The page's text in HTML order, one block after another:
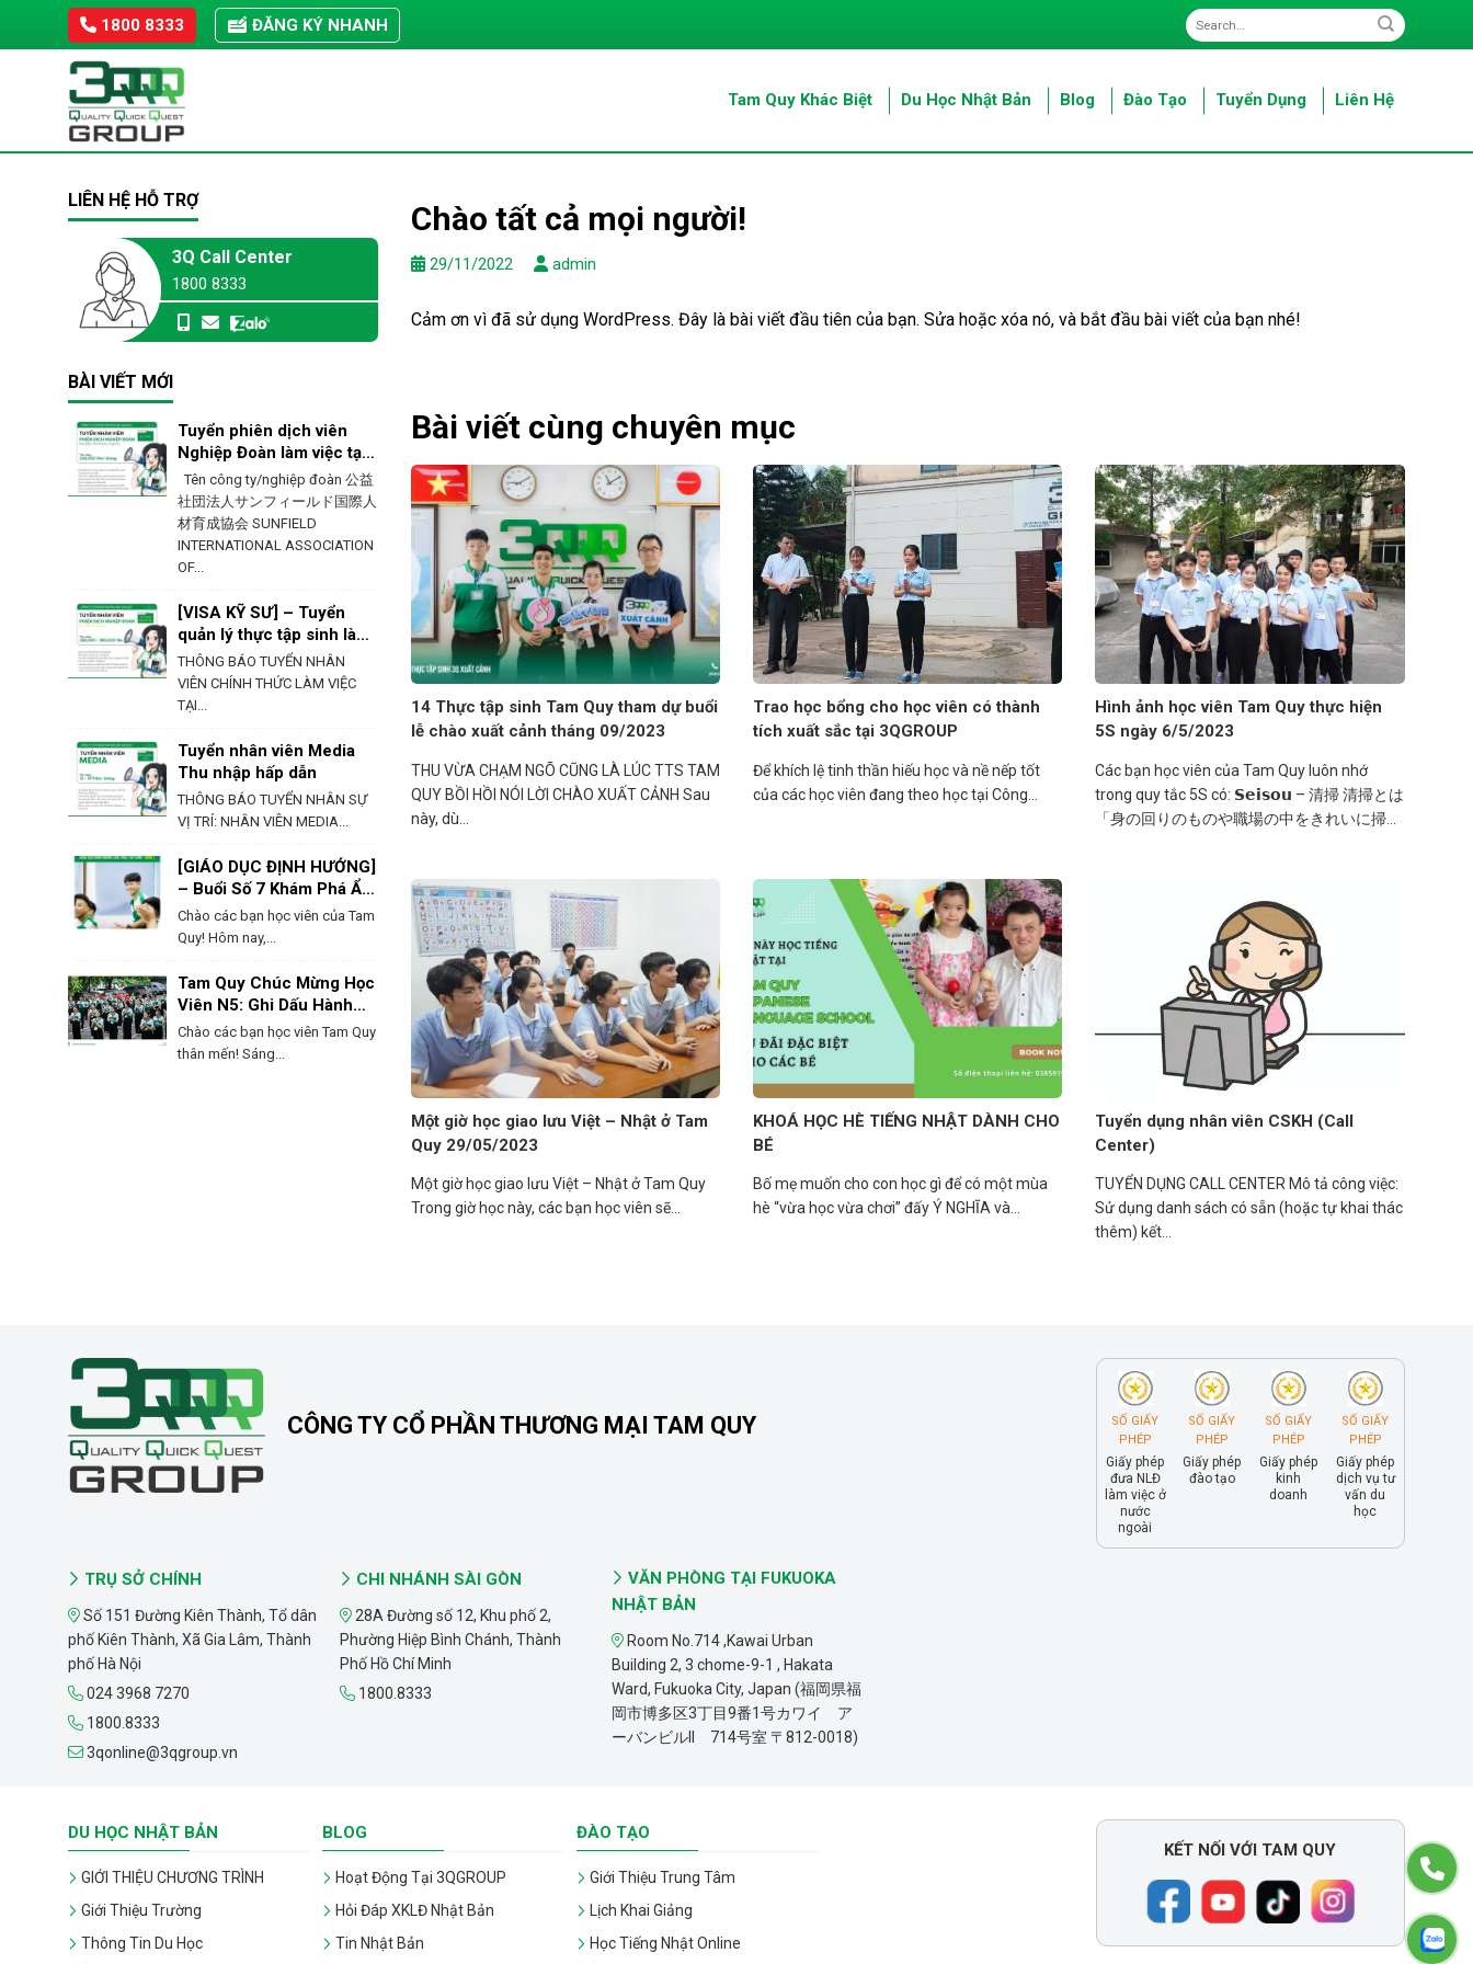
1800 8333 ĐĂNG KÝ NHANH
Tam Quy Khác Biệt Du Học Nhật Bản Blog Đào Tạo Tuyển Dụng Liên Hệ
LIÊN HỆ HỖ TRỢ
3Q Call Center
1800 8333
BÀI VIẾT MỚI
Tuyển phiên dịch viên
Nghiệp Đoàn làm việc tại
Ehime – Nhật Bản
Tên công ty/nghiệp đoàn 公益
社団法人サンフィールド国際人
材育成協会 SUNFIELD
INTERNATIONAL ASSOCIATION
OF...
[VISA KỸ SƯ] – Tuyển
quản lý thực tập sinh làm
việc tại Hokkaido
THÔNG BÁO TUYỂN NHÂN
VIÊN CHÍNH THỨC LÀM VIỆC
TẠI...
Tuyển nhân viên Media
Thu nhập hấp dẫn
THÔNG BÁO TUYỂN NHÂN SỰ
VỊ TRÍ: NHÂN VIÊN MEDIA...
[GIÁO DỤC ĐỊNH HƯỚNG]
– Buổi Số 7 Khám Phá Ẩm
Thực & Phong Tục Của
Nhật Bản
Chào các bạn học viên của Tam
Quy! Hôm nay,...
Tam Quy Chúc Mừng Học
Viên N5: Ghi Dấu Hành
Trình, Mở Lối Tương Lai!
Chào các bạn học viên Tam Quy
thân mến! Sáng...
Chào tất cả mọi người!
29/11/2022 admin
Cảm ơn vì đã sử dụng WordPress. Đây là bài viết đầu tiên của bạn. Sửa hoặc xóa nó, và bắt đầu bài viết của bạn nhé!
Bài viết cùng chuyên mục
14 Thực tập sinh Tam Quy tham dự buổi
lễ chào xuất cảnh tháng 09/2023
THU VỪA CHẠM NGÕ CŨNG LÀ LÚC TTS TAM
QUY BỒI HỒI NÓI LỜI CHÀO XUẤT CẢNH Sau
này, dù...
Trao học bổng cho học viên có thành
tích xuất sắc tại 3QGROUP
Để khích lệ tinh thần hiếu học và nề nếp tốt
của các học viên đang theo học tại Công...
Hình ảnh học viên Tam Quy thực hiện
5S ngày 6/5/2023
Các bạn học viên của Tam Quy luôn nhớ
trong quy tắc 5S có: 𝗦𝗲𝗶𝘀𝗼𝘂 – 清掃 清掃とは
「身の回りのものや職場の中をきれいに掃除
Một giờ học giao lưu Việt – Nhật ở Tam
Quy 29/05/2023
Một giờ học giao lưu Việt – Nhật ở Tam Quy
Trong giờ học này, các bạn học viên sẽ...
KHOÁ HỌC HÈ TIẾNG NHẬT DÀNH CHO
BÉ
Bố mẹ muốn cho con học gì để có một mùa
hè “vừa học vừa chơi” đấy Ý NGHĨA và...
Tuyển dụng nhân viên CSKH (Call
Center)
TUYỂN DỤNG CALL CENTER Mô tả công việc:
Sử dụng danh sách có sẵn (hoặc tự khai thác
thêm) kết...
CÔNG TY CỔ PHẦN THƯƠNG MẠI TAM QUY
SỐ GIẤY
PHÉP
Giấy phép
đưa NLĐ
làm việc ở
nước
ngoài
SỐ GIẤY
PHÉP
Giấy phép
đào tạo
SỐ GIẤY
PHÉP
Giấy phép
kinh
doanh
SỐ GIẤY
PHÉP
Giấy phép
dịch vụ tư
vấn du
học
TRỤ SỞ CHÍNH
Số 151 Đường Kiên Thành, Tổ dân
phố Kiên Thành, Xã Gia Lâm, Thành
phố Hà Nội
024 3968 7270
1800.8333
3qonline@3qgroup.vn
CHI NHÁNH SÀI GÒN
28A Đường số 12, Khu phố 2,
Phường Hiệp Bình Chánh, Thành
Phố Hồ Chí Minh
1800.8333
VĂN PHÒNG TẠI FUKUOKA
NHẬT BẢN
Room No.714 ,Kawai Urban
Building 2, 3 chome-9-1 , Hakata
Ward, Fukuoka City, Japan (福岡県福
岡市博多区3丁目9番1号カワイ ア
ーバンビルII 714号室 〒812-0018)
DU HỌC NHẬT BẢN
GIỚI THIỆU CHƯƠNG TRÌNH
Giới Thiệu Trường
Thông Tin Du Học
BLOG
Hoạt Động Tại 3QGROUP
Hỏi Đáp XKLĐ Nhật Bản
Tin Nhật Bản
ĐÀO TẠO
Giới Thiệu Trung Tâm
Lịch Khai Giảng
Học Tiếng Nhật Online
KẾT NỐI VỚI TAM QUY